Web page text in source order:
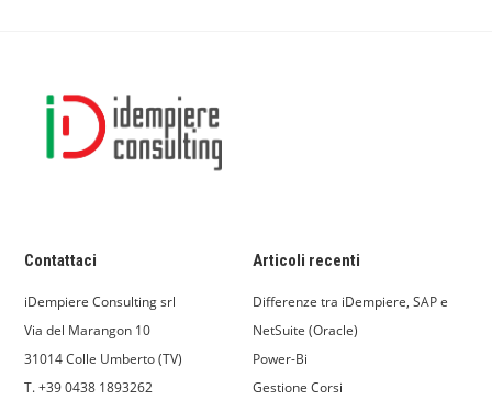
Contattaci
iDempiere Consulting srl
Via del Marangon 10
31014 Colle Umberto (TV)
T. +39 0438 1893262
Articoli recenti
Differenze tra iDempiere, SAP e
NetSuite (Oracle)
Power-Bi
Gestione Corsi